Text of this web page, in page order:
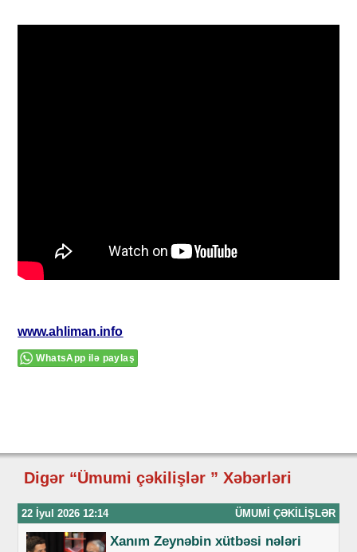
www.ahliman.info
WhatsApp ilə paylaş
Digər “Ümumi çəkilişlər ” Xəbərləri
22 İyul 2026 12:14 ÜMUMI ÇƏKILIŞLƏR
Xanım Zeynəbin xütbəsi nələri